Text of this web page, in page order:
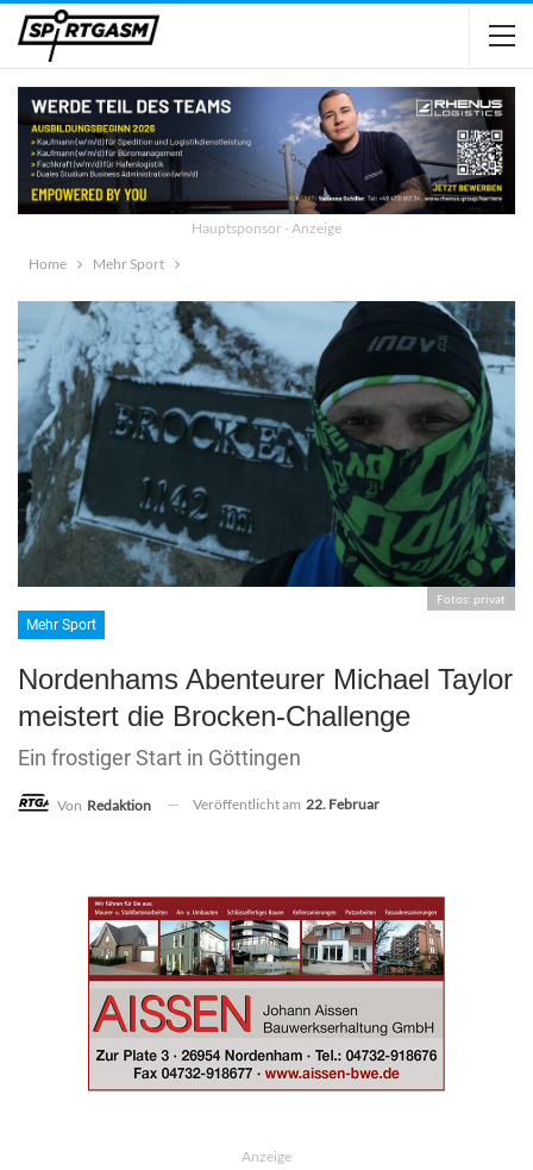
Hauptsponsor - Anzeige
Home
Mehr Sport
Fotos: privat
Mehr Sport
Nordenhams Abenteurer Michael Taylor
meistert die Brocken-Challenge
Ein frostiger Start in Göttingen
Von Redaktion Veröffentlicht am 22. Februar
Anzeige